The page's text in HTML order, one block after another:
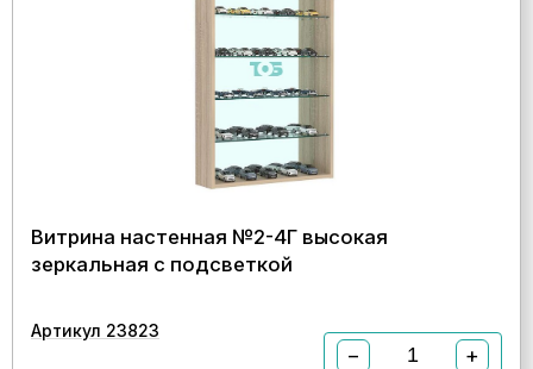
Витрина настенная №2-4Г высокая
зеркальная с подсветкой
Артикул 23823
− +